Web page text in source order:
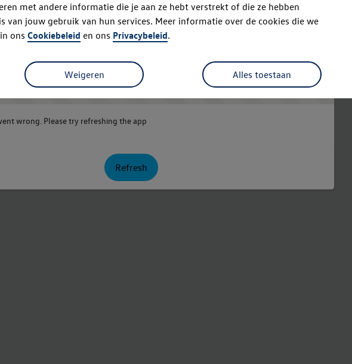
met andere informatie die je aan ze hebt verstrekt of die ze hebben
van jouw gebruik van hun services. Meer informatie over de cookies die we
ons Cookiebeleid en ons Privacybeleid.
Alles toestaan
Weigeren Oops!
wrong. Please try refreshing the app
Refresh